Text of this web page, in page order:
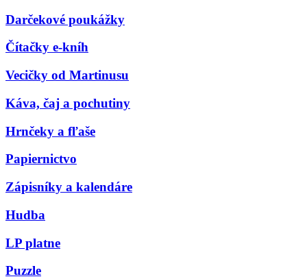
Darčekové poukážky
Čítačky e-kníh
Vecičky od Martinusu
Káva, čaj a pochutiny
Hrnčeky a fľaše
Papiernictvo
Zápisníky a kalendáre
Hudba
LP platne
Puzzle